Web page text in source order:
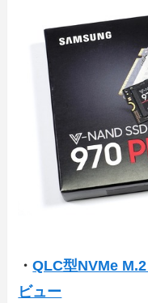
・QLC型NVMe
ビュー